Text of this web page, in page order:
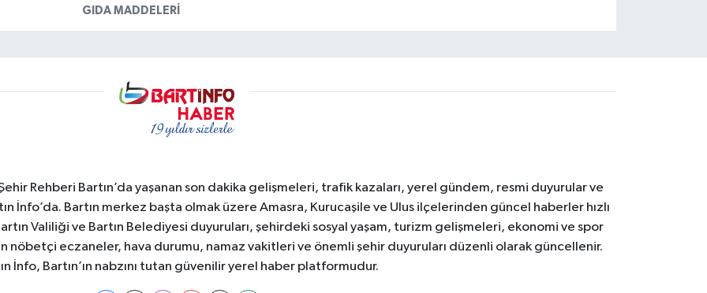
GIDA MADDELERI
Rehberi Bartın’da yaşanan son dakika gelişmeleri, trafik kazaları, yerel gündem, resmi duyurular ve
İnfo’da. Bartın merkez başta olmak üzere Amasra, Kurucaşile ve Ulus ilçelerinden güncel haberler hızlı
Valiliği ve Bartın Belediyesi duyuruları, şehirdeki sosyal yaşam, turizm gelişmeleri, ekonomi ve spor
nöbetçi eczaneler, hava durumu, namaz vakitleri ve önemli şehir duyuruları düzenli olarak güncellenir.
İnfo, Bartın’ın nabzını tutan güvenilir yerel haber platformudur.